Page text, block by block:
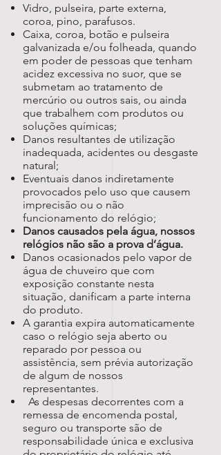
Vidro, pulseira, parte externa,
coroa, pino, parafusos.
Caixa, coroa, botão e pulseira
galvanizada e/ou folheada, quando
em poder de pessoas que tenham
acidez excessiva no suor, que se
submetam ao tratamento de
mercúrio ou outros sais, ou ainda
que trabalhem com produtos ou
soluções químicas;
Danos resultantes de utilização
inadequada, acidentes ou desgaste
natural;
Eventuais danos indiretamente
provocados pelo uso que causem
imprecisão ou o não
funcionamento do relógio;
Danos causados pela água, nossos
relógios não são a prova d’água.
Danos ocasionados pelo vapor de
água de chuveiro que com
exposição constante nesta
situação, danificam a parte interna
do produto.
A garantia expira automaticamente
caso o relógio seja aberto ou
reparado por pessoa ou
assistência, sem prévia autorização
de algum de nossos
representantes.
As despesas decorrentes com a
remessa de encomenda postal,
seguro ou transporte são de
responsabilidade única e exclusiva